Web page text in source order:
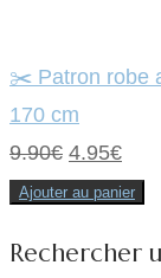
✂️ Patron robe
170 cm
9.90€ Le
prix
était :
4.95€Le
prix
est :
Ajouter au panier
Rechercher